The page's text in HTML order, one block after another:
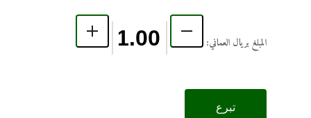
المبلغ بريال العماني:
تبرع